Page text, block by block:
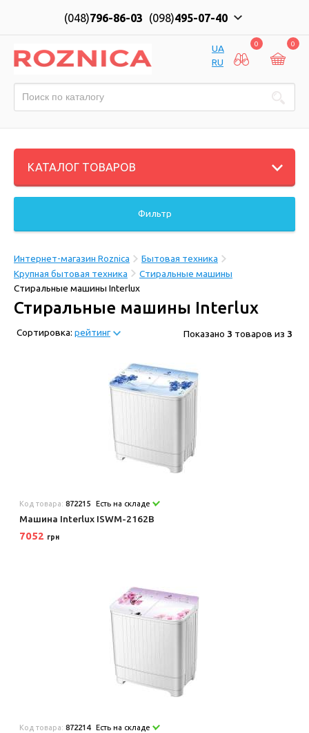
(048)796-86-03 (098)495-07-40
UA
RU
0 0
КАТАЛОГ ТОВАРОВ
Фильтр
Интернет-магазин Roznica
Бытовая техника
Крупная бытовая техника
Стиральные машины
Стиральные машины Interlux
Стиральные машины Interlux
Сортировка: рейтинг Показано 3 товаров из 3
Код товара:872215 Есть на складе
Машина Interlux ISWM-2162B
7052 грн
Код товара:872214 Есть на складе